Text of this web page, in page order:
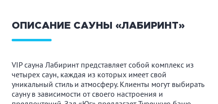
ОПИСАНИЕ САУНЫ «ЛАБИРИНТ»
VIP сауна Лабиринт представляет собой комплекс из
четырех саун, каждая из которых имеет свой
уникальный стиль и атмосферу. Клиенты могут выбирать
сауну в зависимости от своего настроения и